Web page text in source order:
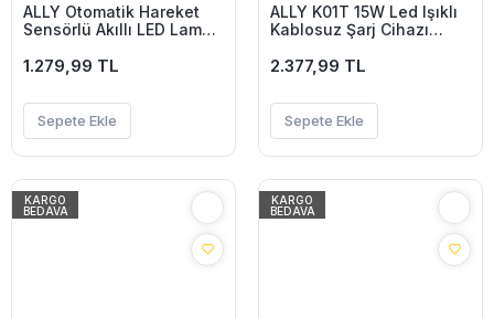
ALLY Otomatik Hareket
Sensörlü Akıllı LED Lamba
Lambası-(5775)
1.279,99 TL
Sepete Ekle
ALLY K01T 15W Led Işıklı
Kablosuz Şarj Cihazı
2.377,99 TL
Sepete Ekle
KARGO
BEDAVA
KARGO
BEDAVA